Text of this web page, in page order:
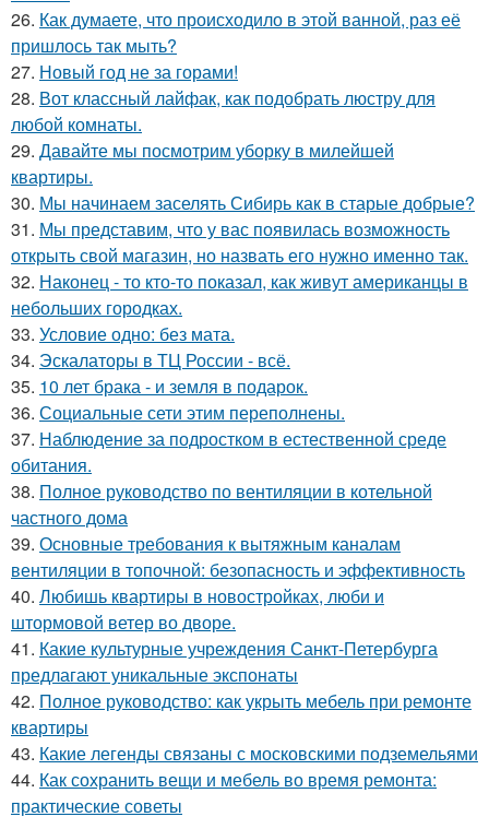
26. Как думаете, что происходило в этой ванной, раз её
пришлось так мыть?
27. Новый год не за горами!
28. Вот классный лайфак, как подобрать люстру для
любой комнаты.
29. Давайте мы посмотрим уборку в милейшей
квартиры.
30. Мы начинаем заселять Сибирь как в старые добрые?
31. Мы представим, что у вас появилась возможность
открыть свой магазин, но назвать его нужно именно так.
32. Наконец - то кто-то показал, как живут американцы в
небольших городках.
33. Условие одно: без мата.
34. Эскалаторы в ТЦ России - всё.
35. 10 лет брака - и земля в подарок.
36. Социальные сети этим переполнены.
37. Наблюдение за подростком в естественной среде
обитания.
38. Полное руководство по вентиляции в котельной
частного дома
39. Основные требования к вытяжным каналам
вентиляции в топочной: безопасность и эффективность
40. Любишь квартиры в новостройках, люби и
штормовой ветер во дворе.
41. Какие культурные учреждения Санкт-Петербурга
предлагают уникальные экспонаты
42. Полное руководство: как укрыть мебель при ремонте
квартиры
43. Какие легенды связаны с московскими подземельями
44. Как сохранить вещи и мебель во время ремонта:
практические советы